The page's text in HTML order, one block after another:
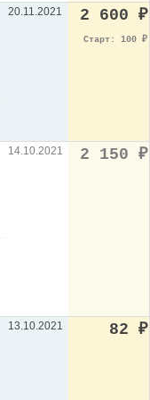
20.11.2021 2 600 ₽
Старт: 100 ₽
14.10.2021 2 150 ₽
13.10.2021 82 ₽